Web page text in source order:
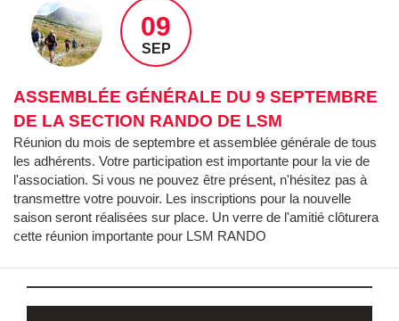
Notre association
Bureau directeur
Adhésion
Livret d’accueil
Sections sportives
Carte des lieux de pratique
Agenda
Evenements
Santé & Bien-être
Contact
09
SEP
ASSEMBLÉE GÉNÉRALE DU 9 SEPTEMBRE
DE LA SECTION RANDO DE LSM
Réunion du mois de septembre et assemblée générale de tous
les adhérents. Votre participation est importante pour la vie de
l'association. Si vous ne pouvez être présent, n'hésitez pas à
transmettre votre pouvoir. Les inscriptions pour la nouvelle
saison seront réalisées sur place. Un verre de l'amitié clôturera
cette réunion importante pour LSM RANDO